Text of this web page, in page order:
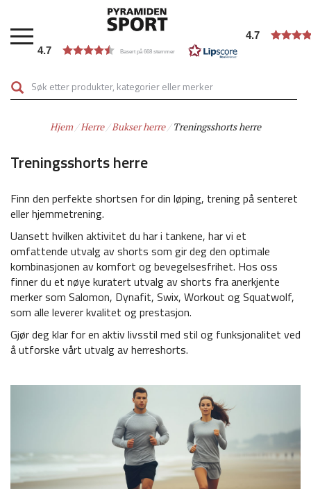
hovedinnhold
4.7 Basert på 668 stemmer
4.7
Hjem Herre Bukser herre Treningsshorts herre
Treningsshorts herre
Finn den perfekte shortsen for din løping, trening på senteret
eller hjemmetrening.
Uansett hvilken aktivitet du har i tankene, har vi et
omfattende utvalg av shorts som gir deg den optimale
kombinasjonen av komfort og bevegelsesfrihet. Hos oss
finner du et nøye kuratert utvalg av shorts fra anerkjente
merker som Salomon, Dynafit, Swix, Workout og Squatwolf,
som alle leverer kvalitet og prestasjon.
Gjør deg klar for en aktiv livsstil med stil og funksjonalitet ved
å utforske vårt utvalg av herreshorts.